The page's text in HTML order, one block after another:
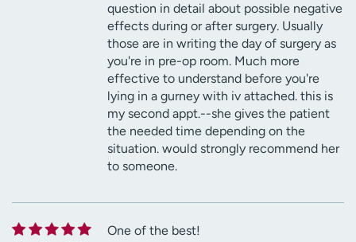
question in detail about possible negative
effects during or after surgery. Usually
those are in writing the day of surgery as
you're in pre-op room. Much more
effective to understand before you're
lying in a gurney with iv attached. this is
my second appt.--she gives the patient
the needed time depending on the
situation. would strongly recommend her
to someone.
One of the best!